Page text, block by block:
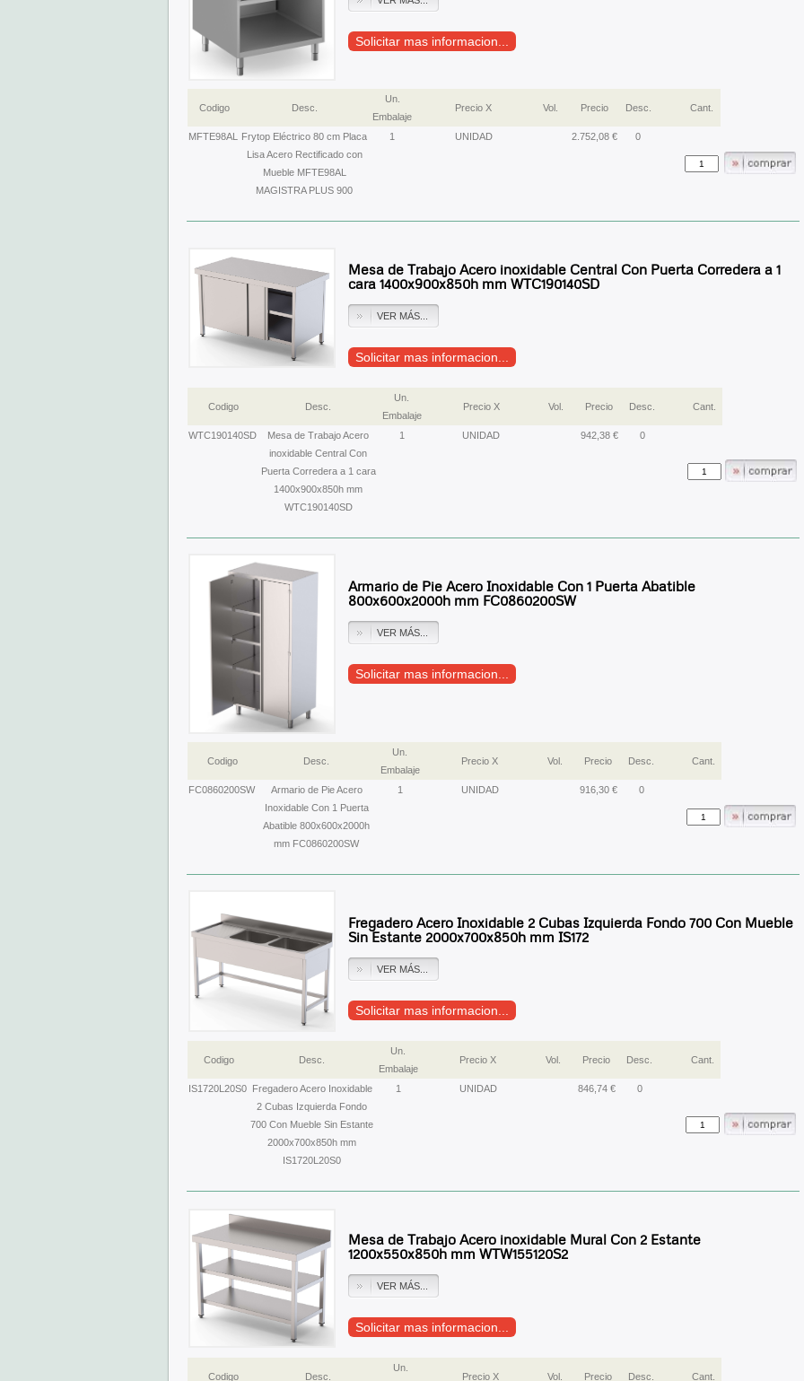
Solicitar mas informacion...
Codigo Desc.
Un.
Embalaje
Precio X Vol. Precio Desc. Cant.
MFTE98AL
Frytop Eléctrico 80 cm Placa
Lisa Acero Rectificado con
Mueble MFTE98AL
MAGISTRA PLUS 900
1 UNIDAD 2.752,08 € 0
Mesa de Trabajo Acero inoxidable Central Con Puerta Corredera a 1
cara 1400x900x850h mm WTC190140SD
VER MÁS...
Solicitar mas informacion...
Codigo Desc.
Un.
Embalaje
Precio X Vol. Precio Desc. Cant.
WTC190140SD
Mesa de Trabajo Acero
inoxidable Central Con
Puerta Corredera a 1 cara
1400x900x850h mm
WTC190140SD
1 UNIDAD 942,38 € 0
Armario de Pie Acero Inoxidable Con 1 Puerta Abatible
800x600x2000h mm FC0860200SW
VER MÁS...
Solicitar mas informacion...
Codigo Desc.
Un.
Embalaje
Precio X Vol. Precio Desc. Cant.
FC0860200SW
Armario de Pie Acero
Inoxidable Con 1 Puerta
Abatible 800x600x2000h
mm FC0860200SW
1 UNIDAD 916,30 € 0
Fregadero Acero Inoxidable 2 Cubas Izquierda Fondo 700 Con Mueble
Sin Estante 2000x700x850h mm IS172
VER MÁS...
Solicitar mas informacion...
Codigo Desc.
Un.
Embalaje
Precio X Vol. Precio Desc. Cant.
IS1720L20S0 Fregadero Acero Inoxidable
2 Cubas Izquierda Fondo
700 Con Mueble Sin Estante
2000x700x850h mm
IS1720L20S0
1 UNIDAD 846,74 € 0
Mesa de Trabajo Acero inoxidable Mural Con 2 Estante
1200x550x850h mm WTW155120S2
VER MÁS...
Solicitar mas informacion...
Codigo Desc.
Un.
Precio X Vol. Precio Desc. Cant.